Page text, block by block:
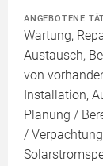
ANGEBOTENE
Wartung,
Austausch,
von
Installation,
Planung /
/